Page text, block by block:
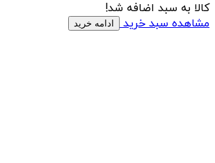
کالا به سبد اضافه شد!
مشاهده سبد خرید
ادامه خرید